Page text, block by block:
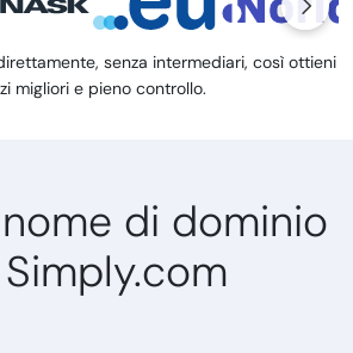
senza intermediari, così ottieni
migliori e pieno controllo.
di dominio